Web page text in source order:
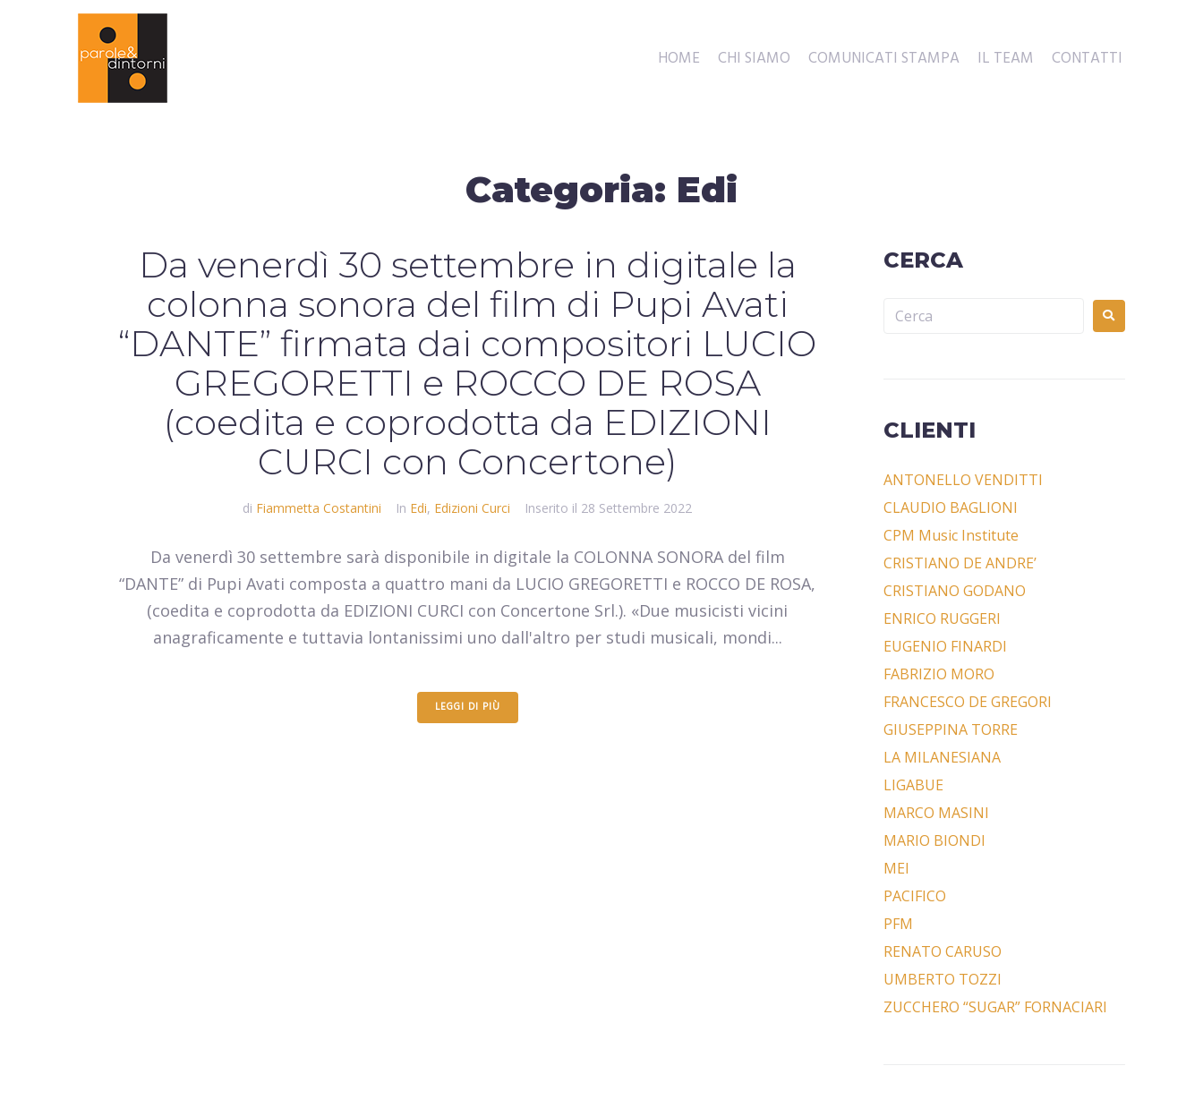
HOME CHI SIAMO COMUNICATI STAMPA IL TEAM CONTATTI
Categoria: Edi
Da venerdì 30 settembre in digitale la
colonna sonora del film di Pupi Avati
“DANTE” firmata dai compositori LUCIO
GREGORETTI e ROCCO DE ROSA
(coedita e coprodotta da EDIZIONI
CURCI con Concertone)
di Fiammetta Costantini In Edi, Edizioni Curci Inserito il 28 Settembre 2022
Da venerdì 30 settembre sarà disponibile in digitale la COLONNA SONORA del film
“DANTE” di Pupi Avati composta a quattro mani da LUCIO GREGORETTI e ROCCO DE ROSA,
(coedita e coprodotta da EDIZIONI CURCI con Concertone Srl.). «Due musicisti vicini
anagraficamente e tuttavia lontanissimi uno dall'altro per studi musicali, mondi...
LEGGI DI PIÙ
CERCA
CLIENTI
ANTONELLO VENDITTI
CLAUDIO BAGLIONI
CPM Music Institute
CRISTIANO DE ANDRE’
CRISTIANO GODANO
ENRICO RUGGERI
EUGENIO FINARDI
FABRIZIO MORO
FRANCESCO DE GREGORI
GIUSEPPINA TORRE
LA MILANESIANA
LIGABUE
MARCO MASINI
MARIO BIONDI
MEI
PACIFICO
PFM
RENATO CARUSO
UMBERTO TOZZI
ZUCCHERO “SUGAR” FORNACIARI